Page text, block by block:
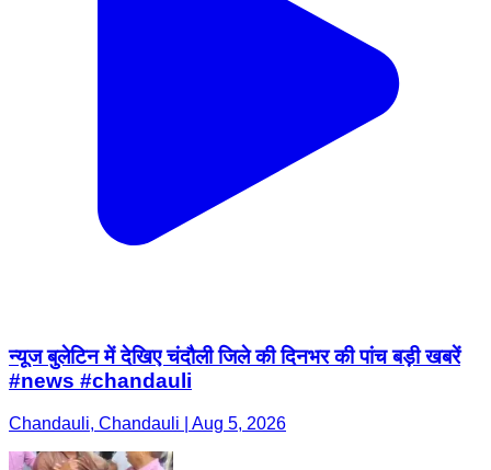
न्यूज बुलेटिन में देखिए चंदौली जिले की दिनभर की पांच बड़ी खबरें
#news #chandauli
Chandauli, Chandauli | Aug 5, 2026